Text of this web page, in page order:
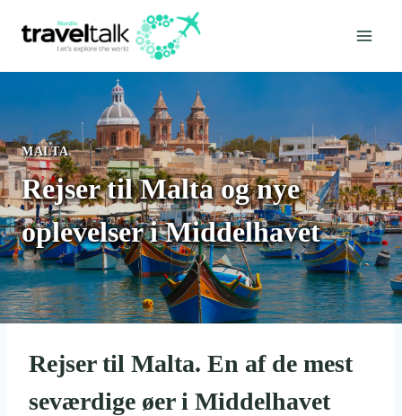
MALTA
Rejser til Malta og nye
oplevelser i Middelhavet
Rejser til Malta. En af de mest
seværdige øer i Middelhavet